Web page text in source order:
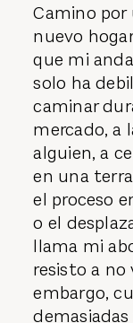
Camino por
nuevo
que mi
solo ha
caminar
mercado, a
alguien, a
en una
el proceso
o el
llama mi
resisto a no
embargo,